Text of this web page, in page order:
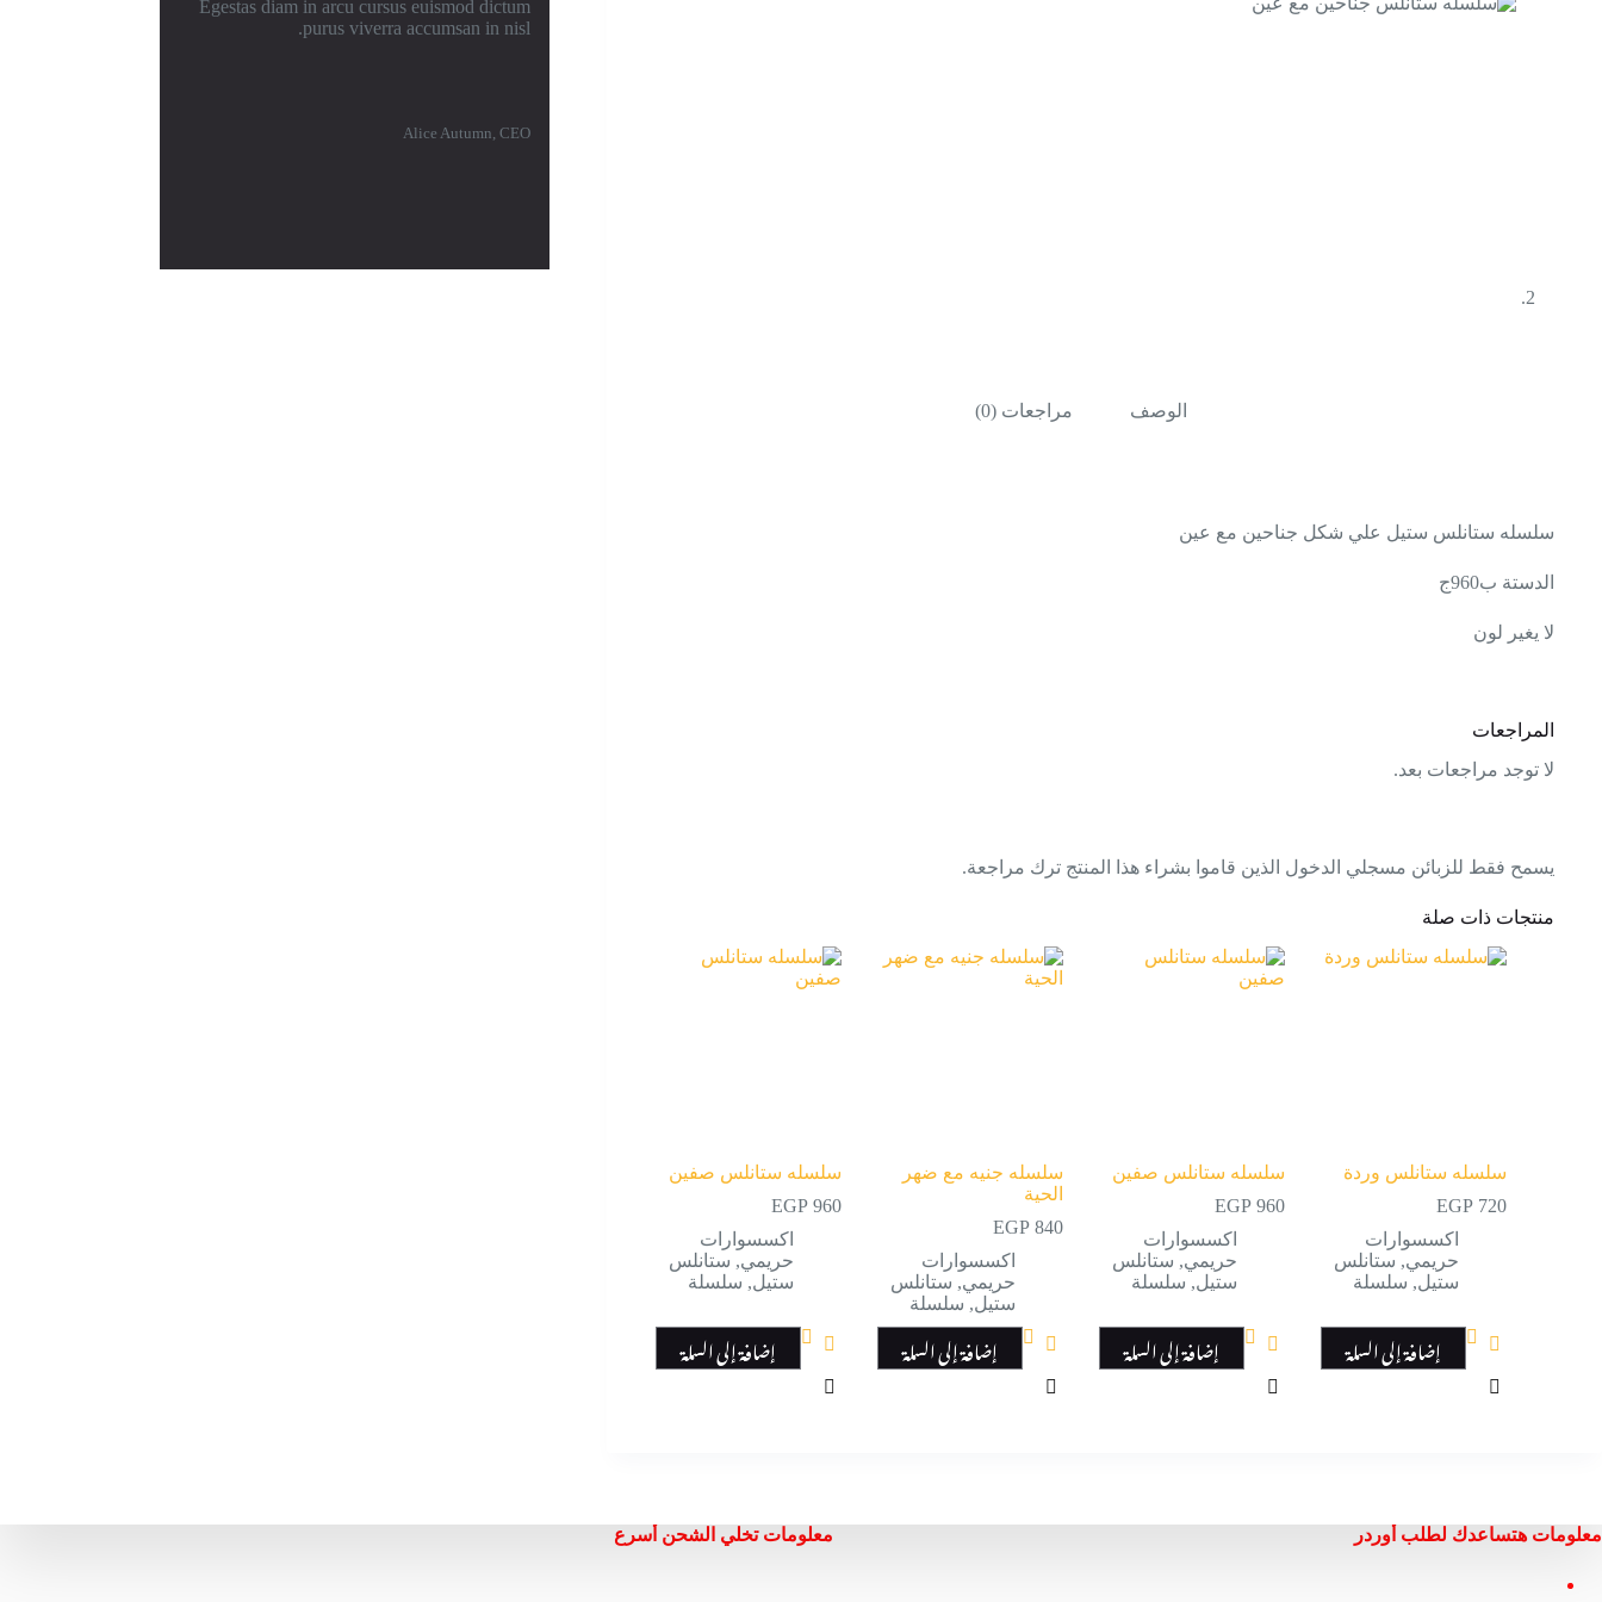
الوصف مراجعات (0)
سلسله ستانلس ستيل علي شكل جناحين مع عين
الدستة ب960ج
لا يغير لون
المراجعات
لا توجد مراجعات بعد.
يسمح فقط للزبائن مسجلي الدخول الذين قاموا بشراء هذا المنتج ترك مراجعة.
منتجات ذات صلة
سلسله ستانلس وردة
EGP 720
اكسسوارات
حريمي, ستانلس
ستيل, سلسلة
إضافة إلى السلة
سلسله ستانلس صفين
EGP960
اكسسوارات
حريمي, ستانلس
ستيل, سلسلة
إضافة إلى السلة
سلسله جنيه مع ضهر
الحية
EGP840
اكسسوارات
حريمي, ستانلس
ستيل, سلسلة
إضافة إلى السلة
سلسله ستانلس صفين
EGP960
اكسسوارات
حريمي, ستانلس
ستيل, سلسلة
إضافة إلى السلة
Egestas diam in arcu cursus euismod dictum
purus viverra accumsan in nisl.
Alice Autumn, CEO
معلومات هتساعدك لطلب أوردر معلومات تخلي الشحن أسرع